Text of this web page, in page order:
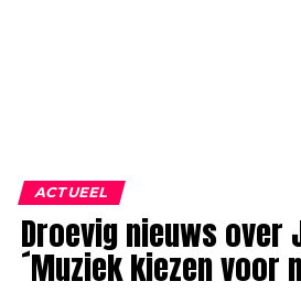
ACTUEEL
Droevig nieuws over
´Muziek kiezen voor